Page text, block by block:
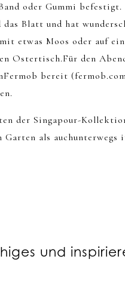
oder Gummi
Blatt und hat
etwas Moos oder auf
Ostertisch.Für den
bereit
der Singapour-
als auchunterwegs
und